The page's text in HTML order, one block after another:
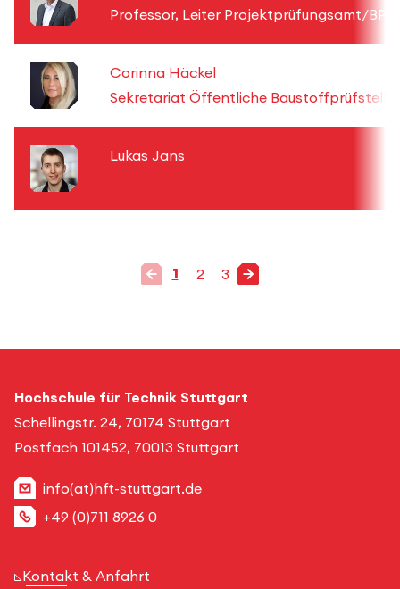
Professor, Leiter Projektprüfungsamt/BPS
Corinna Häckel
Sekretariat Öffentliche Baustoffprüfstelle
Lukas Jans
1 Gehe zu Seite
2 Gehe zu Seite
3
Hochschule für Technik Stuttgart
Schellingstr. 24, 70174 Stuttgart
Postfach 101452, 70013 Stuttgart
info(at)hft-stuttgart.de
+49 (0)711 8926 0
Kontakt & Anfahrt